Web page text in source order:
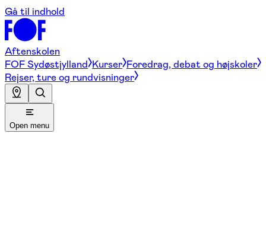
Gå til indhold
Aftenskolen
FOF Sydøstjylland Kurser Foredrag, debat og højskoler
Rejser, ture og rundvisninger
Open menu